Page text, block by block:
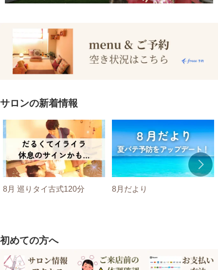
サロンの新着情報
8月 巡りタイ古式120分 8月だより
初めての方へ